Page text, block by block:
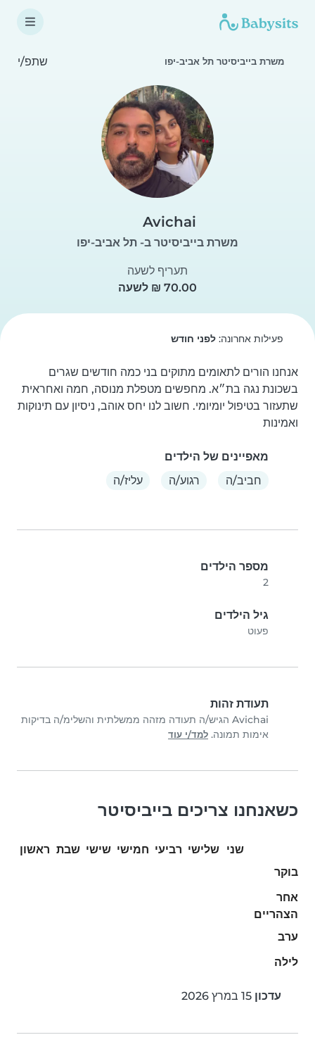
משרת בייביסיטר תל אביב-יפו שתפ/י
Avichai
משרת בייביסיטר ב- תל אביב-יפו
תעריף לשעה
פעילות אחרונה:לפני חודש
ואמינות
מאפיינים של הילדים
חביב/ה
רגוע/ה עליז/ה
מספר הילדים
2
גיל הילדים
פעוט
תעודת זהות
Avichai הגיש/ה תעודה מזהה ממשלתית והשלימ/ה בדיקות
אימות תמונה. למד/י עוד
כשאנחנו צריכים בייביסיטר
שני שלישי רביעי חמישי שישי שבת ראשון
בוקר
אחר
הצהריים
ערב
לילה
עדכון